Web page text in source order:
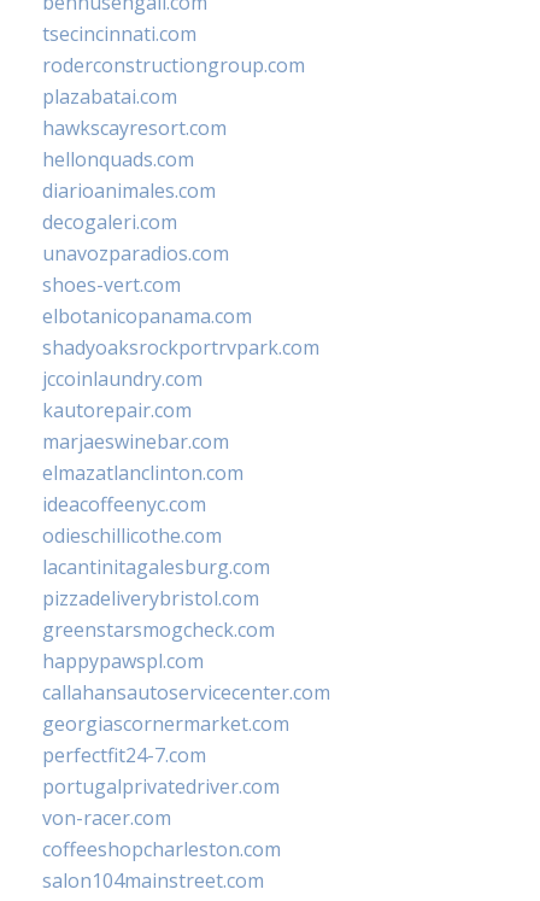
tsecincinnati.com
roderconstructiongroup.com
plazabatai.com
hawkscayresort.com
hellonquads.com
diarioanimales.com
decogaleri.com
unavozparadios.com
shoes-vert.com
elbotanicopanama.com
shadyoaksrockportrvpark.com
jccoinlaundry.com
kautorepair.com
marjaeswinebar.com
elmazatlanclinton.com
ideacoffeenyc.com
odieschillicothe.com
lacantinitagalesburg.com
pizzadeliverybristol.com
greenstarsmogcheck.com
happypawspl.com
callahansautoservicecenter.com
georgiascornermarket.com
perfectfit24-7.com
portugalprivatedriver.com
von-racer.com
coffeeshopcharleston.com
salon104mainstreet.com